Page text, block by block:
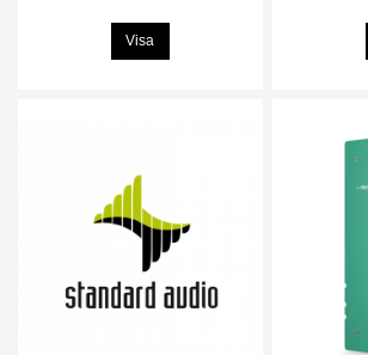
Visa